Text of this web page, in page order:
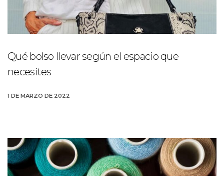
Qué bolso llevar según el espacio que
necesites
1 DE MARZO DE 2022